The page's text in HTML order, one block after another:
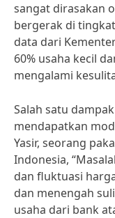
sangat dirasakan
bergerak di
data dari
60% usaha kecil
mengalami
Salah satu
mendapatkan
Yasir, seorang
Indonesia,
dan fluktuasi
dan menengah
usaha dari bank